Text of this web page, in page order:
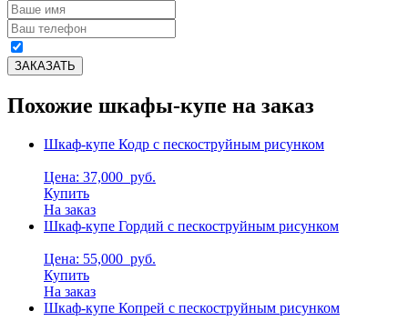
Похожие шкафы-купе на заказ
Шкаф-купе Кодр с пескоструйным рисунком
Цена: 37,000 руб.
Купить
На заказ
Шкаф-купе Гордий с пескоструйным рисунком
Цена: 55,000 руб.
Купить
На заказ
Шкаф-купе Копрей с пескоструйным рисунком